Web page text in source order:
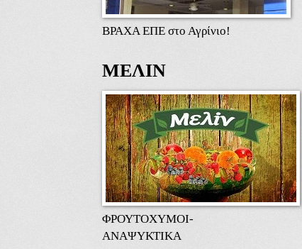
ΒΡΑΧΑ ΕΠΕ στο Αγρίνιο!
ΜΕΛΙΝ
ΦΡΟΥΤΟΧΥΜΟΙ-
ΑΝΑΨΥΚΤΙΚΑ